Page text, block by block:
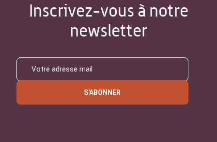
Inscrivez-vous à notre
newsletter
S'ABONNER